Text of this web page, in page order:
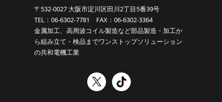
〒532-0027 大阪市淀川区田川2丁目5番39号
TEL：06-6302-7781 FAX：06-6302-3364
金属加工、高周波コイル製造など部品製造・加工か
ら組み立て・検品までワンストップソリューション
の共和電機工業